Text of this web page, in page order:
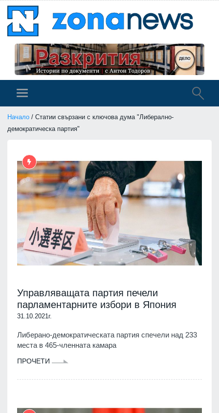
Начало / Статии свързани с ключова дума "Либерално-
демократическа партия"
Управляващата партия печели
парламентарните избори в Япония
31.10.2021г.
Либерано-демократическата партия спечели над 233
места в 465-членната камара
ПРОЧЕТИ